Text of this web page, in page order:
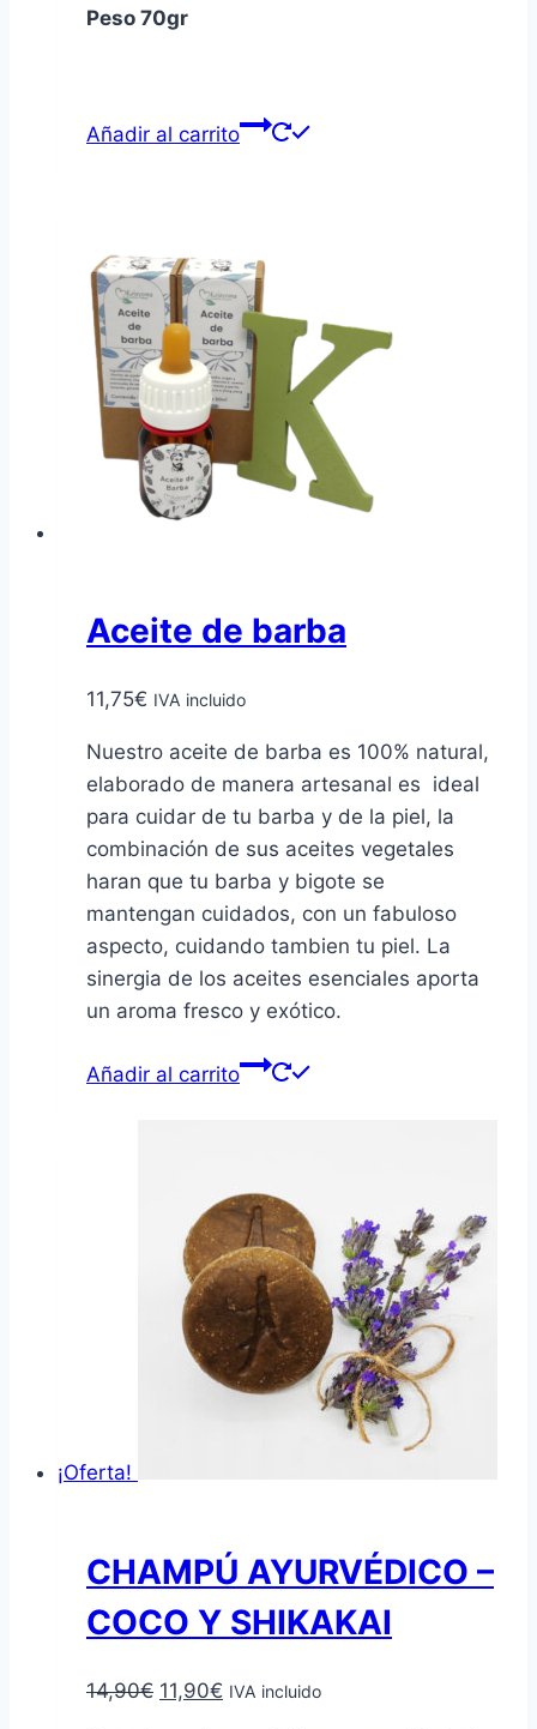
Peso 70gr
Añadir al carrito
Aceite de barba
11,75€ IVA incluido
Nuestro aceite de barba es 100% natural,
elaborado de manera artesanal es ideal
para cuidar de tu barba y de la piel, la
combinación de sus aceites vegetales
haran que tu barba y bigote se
mantengan cuidados, con un fabuloso
aspecto, cuidando tambien tu piel. La
sinergia de los aceites esenciales aporta
un aroma fresco y exótico.
Añadir al carrito
¡Oferta!
CHAMPÚ AYURVÉDICO –
COCO Y SHIKAKAI
14,90€ El
11,90€ El
IVA incluido